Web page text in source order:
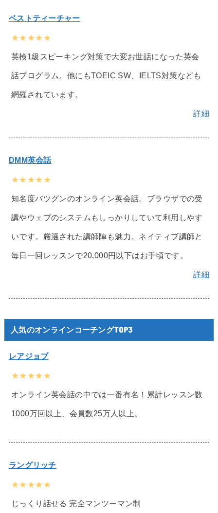
ベストティーチャー
★★★★★
英検1級スピーキング対策で大変お世話になった英会
話プログラム。他にもTOEIC SW、IELTS対策なども
網羅されています。
詳細
DMM英会話
★★★★★
知名度バツグンのオンライン英会話。ブラウザでの受
講やウェブのシステムもしっかりしていて利用しやす
いです。厳選された講師陣も魅力。ネイティブ講師と
毎日一回レッスンで20,000円以下はお手頃です。
詳細
人気のオンラインコーチングTOP3
レアジョブ
★★★★★
オンライン英会話の中では一番有名！累計レッスン数
1000万回以上、会員数25万人以上。
ラングリッチ
★★★★★
じっくり話せる 完全マンツーマン制